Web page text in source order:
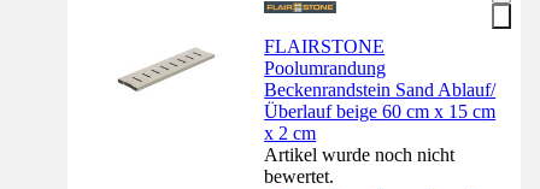
FLAIRSTONE
Poolumrandung
Beckenrandstein Sand Ablauf/
Überlauf beige 60 cm x 15 cm
x 2 cm
Artikel wurde noch nicht
bewertet.